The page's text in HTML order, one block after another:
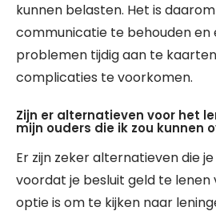
kunnen belasten. Het is
communicatie te behouden en
problemen tijdig aan te
complicaties te voorkomen.
Zijn er alternatieven voor het
mijn ouders die ik zou kunnen
Er zijn zeker alternatieven die
voordat je besluit geld te lenen
optie is om te kijken naar